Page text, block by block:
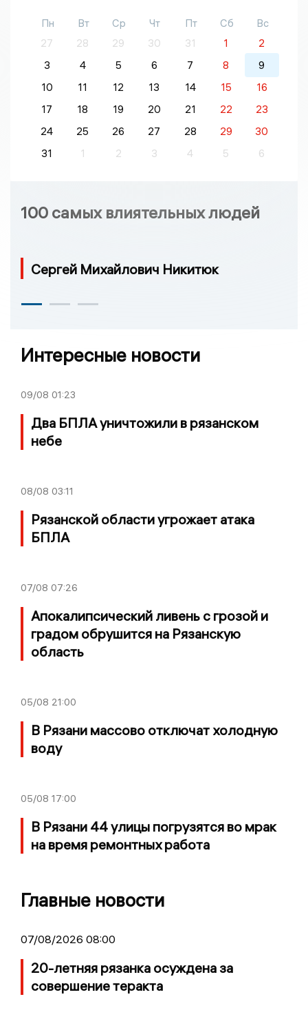
Пн Вт Ср Чт Пт Сб
Вс
27
28 29 30 31 1
2
3
4 5 6 7 8
9
10
11 12 13 14 15
16
17
18 19 20 21 22
23
24
25 26 27 28 29
30
31
1 2 3 4 5 6
100 самых влиятельных людей
Сергей Михайлович Никитюк
Интересные новости
09/08 01:23
Два БПЛА уничтожили в рязанском
небе
08/08 03:11
Рязанской области угрожает атака
БПЛА
07/08 07:26
Апокалипсический ливень с грозой и
градом обрушится на Рязанскую
область
05/08 21:00
В Рязани массово отключат холодную
воду
05/08 17:00
В Рязани 44 улицы погрузятся во мрак
на время ремонтных работа
Главные новости
07/08/2026 08:00
20-летняя рязанка осуждена за
совершение теракта